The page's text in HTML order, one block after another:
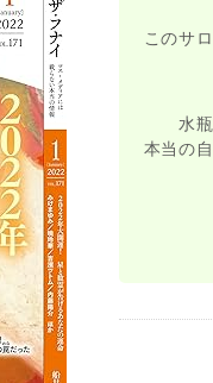
このサ
水
本当の